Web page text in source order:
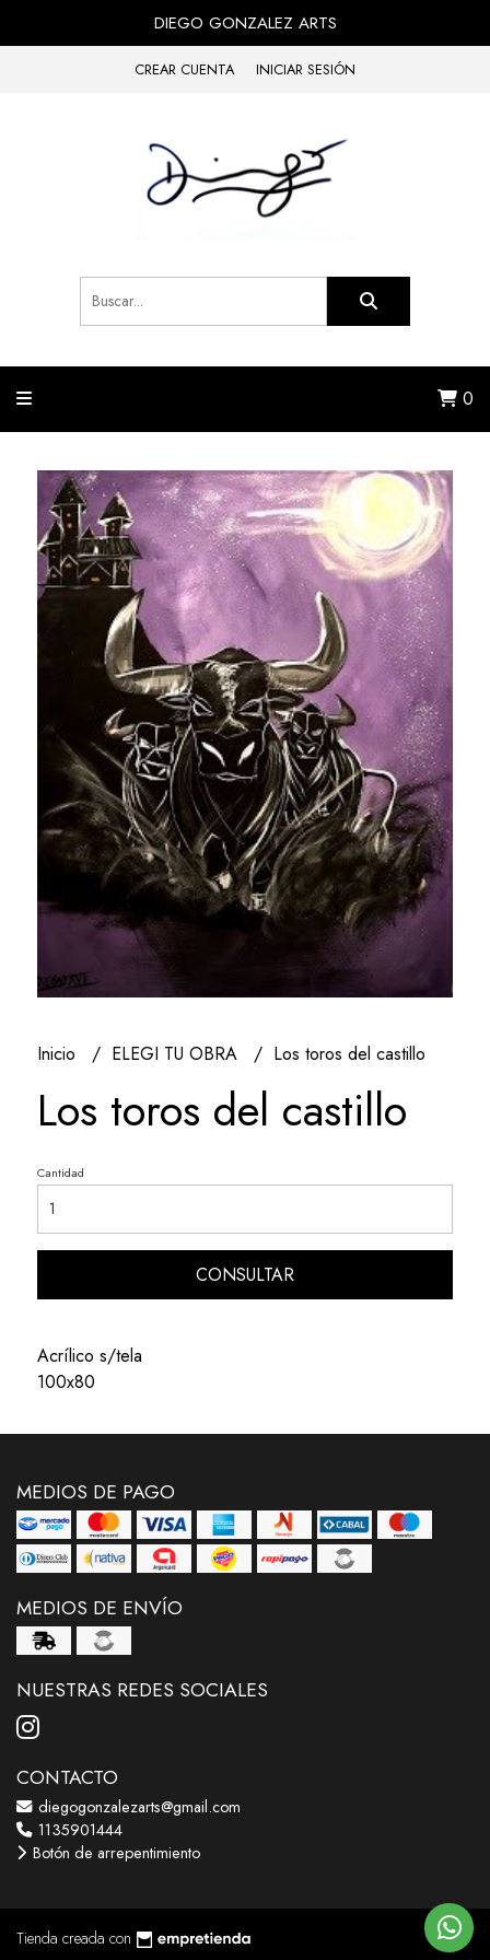
DIEGO GONZALEZ ARTS
CREAR CUENTA INICIAR SESIÓN
0
Inicio ELEGI TU OBRA Los toros del castillo
Los toros del castillo
Cantidad
CONSULTAR
Acrílico s/tela
100x80
MEDIOS DE PAGO
MEDIOS DE ENVÍO
NUESTRAS REDES SOCIALES
CONTACTO
diegogonzalezarts@gmail.com
1135901444
Botón de arrepentimiento
Tienda creada con